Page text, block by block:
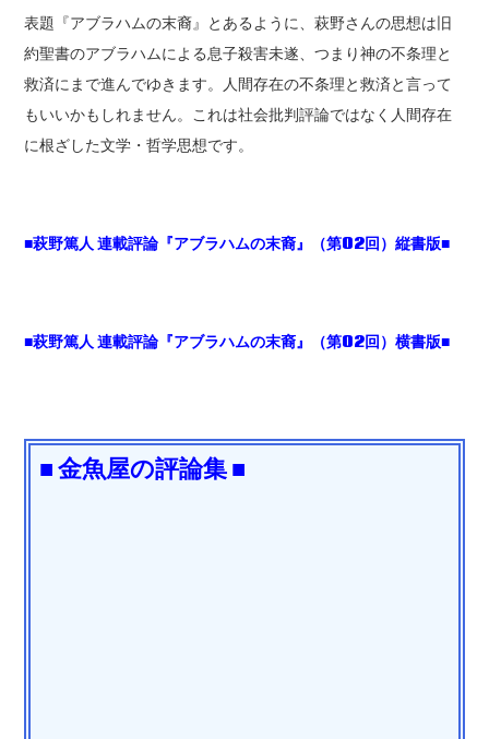
表題『アブラハムの末裔』とあるように、萩野さんの思想は旧
約聖書のアブラハムによる息子殺害未遂、つまり神の不条理と
救済にまで進んでゆきます。人間存在の不条理と救済と言って
もいいかもしれません。これは社会批判評論ではなく人間存在
に根ざした文学・哲学思想です。
■萩野篤人 連載評論『アブラハムの末裔』（第02回）縦書版■
■萩野篤人 連載評論『アブラハムの末裔』（第02回）横書版■
■ 金魚屋の評論集 ■